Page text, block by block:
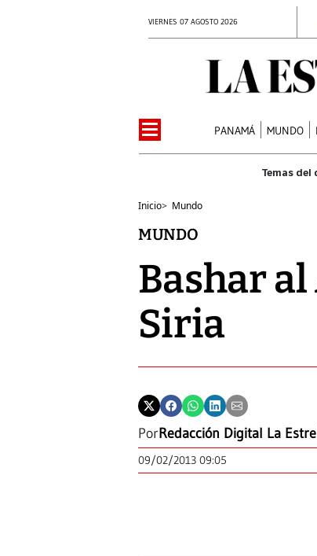
VIERNES 07 AGOSTO 2026
PANAMÁ MUNDO
Inicio> Mundo
MUNDO
Bashar
Siria
PorRedacción Digital La
09/02/2013 09:05